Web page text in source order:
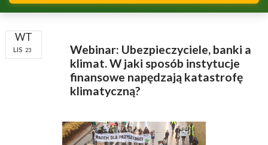
WT
LIS 23
Webinar: Ubezpieczyciele, banki a
klimat. W jaki sposób instytucje
finansowe napędzają katastrofę
klimatyczną?